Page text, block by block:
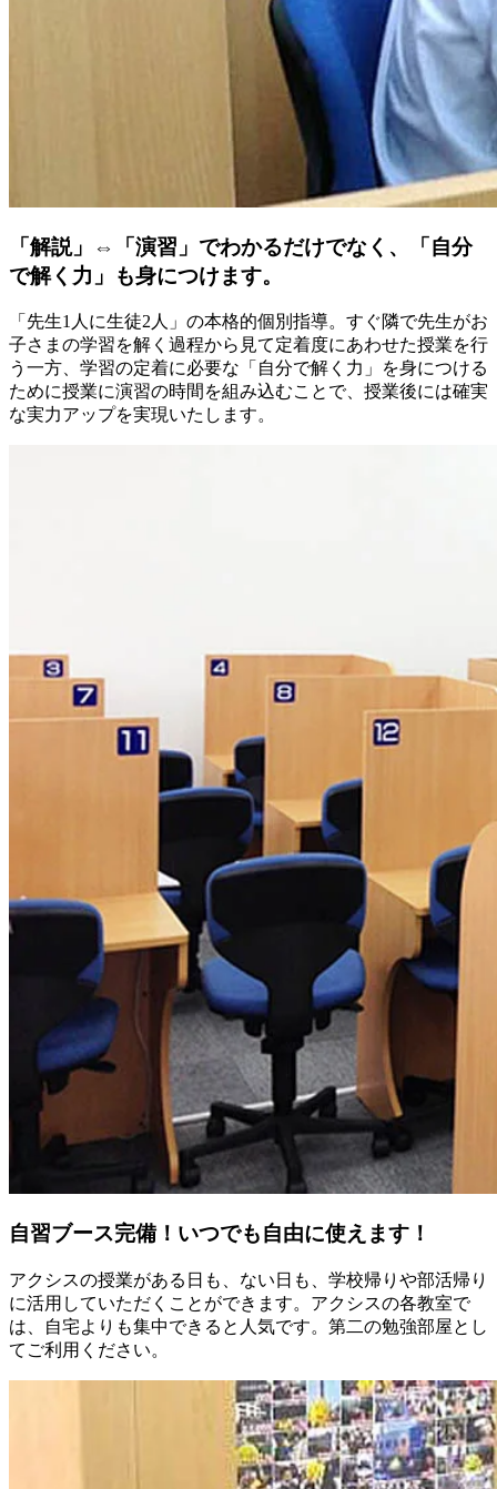
「解説」⇔「演習」でわかるだけでなく、「自分
で解く力」も身につけます。
「先生1人に生徒2人」の本格的個別指導。すぐ隣で先生がお
子さまの学習を解く過程から見て定着度にあわせた授業を行
う一方、学習の定着に必要な「自分で解く力」を身につける
ために授業に演習の時間を組み込むことで、授業後には確実
な実力アップを実現いたします。
自習ブース完備！いつでも自由に使えます！
アクシスの授業がある日も、ない日も、学校帰りや部活帰り
に活用していただくことができます。アクシスの各教室で
は、自宅よりも集中できると人気です。第二の勉強部屋とし
てご利用ください。